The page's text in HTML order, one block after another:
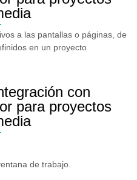
a las pantallas o páginas, de
en un proyecto
con
para proyectos
de trabajo.